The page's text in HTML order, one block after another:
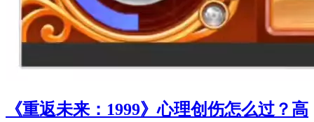
《重返未来：1999》心理创伤怎么过？高